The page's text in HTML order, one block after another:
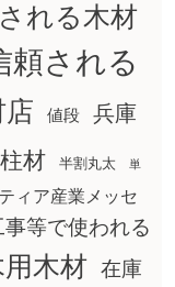
れる木材
頼される
値段
兵庫
材 半割丸太 単
ィア産業メッセ
事等で使われる
用木材 在庫